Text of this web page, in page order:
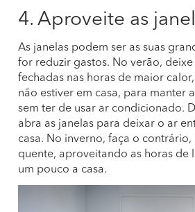
4. Aproveite as
As janelas podem ser as suas
for reduzir gastos. No verão, deixe
fechadas nas horas de maior
não estiver em casa, para manter
sem ter de usar ar condicionado.
abra as janelas para deixar o ar
casa. No inverno, faça o contrário,
quente, aproveitando as horas de
um pouco a casa.